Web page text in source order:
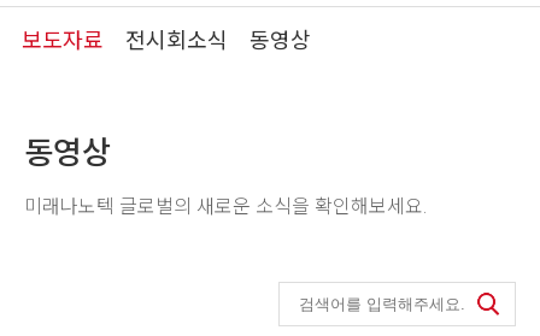
보도자료 전시회소식 동영상
동영상
미래나노텍 글로벌의 새로운 소식을 확인해보세요.